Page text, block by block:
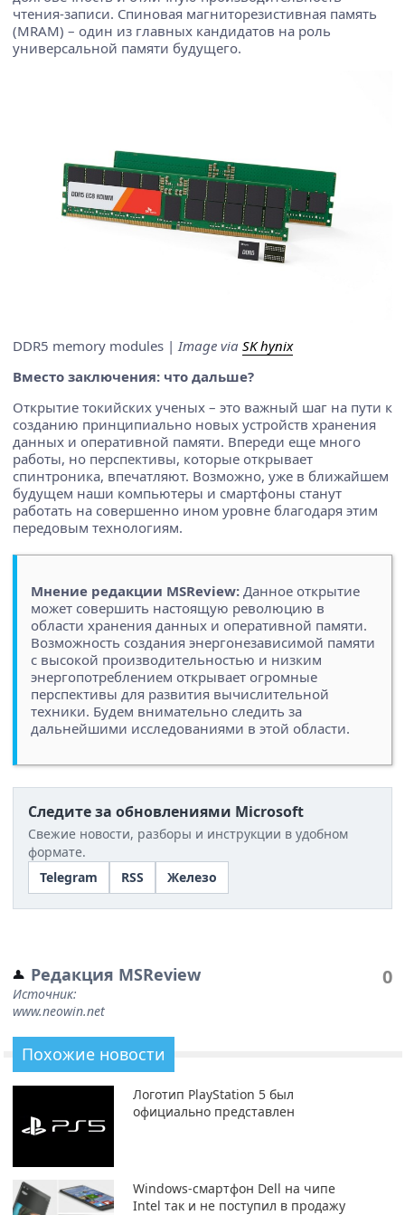
чтения-записи. Спиновая магниторезистивная память
(MRAM) – один из главных кандидатов на роль
универсальной памяти будущего.
DDR5 memory modules | Image via SK hynix
Вместо заключения: что дальше?
Открытие токийских ученых – это важный шаг на пути к
созданию принципиально новых устройств хранения
данных и оперативной памяти. Впереди еще много
работы, но перспективы, которые открывает
спинтроника, впечатляют. Возможно, уже в ближайшем
будущем наши компьютеры и смартфоны станут
работать на совершенно ином уровне благодаря этим
передовым технологиям.
Мнение редакции MSReview: Данное открытие
может совершить настоящую революцию в
области хранения данных и оперативной памяти.
Возможность создания энергонезависимой памяти
с высокой производительностью и низким
энергопотреблением открывает огромные
перспективы для развития вычислительной
техники. Будем внимательно следить за
дальнейшими исследованиями в этой области.
Следите за обновлениями Microsoft
Свежие новости, разборы и инструкции в удобном
формате.
Telegram
RSS Железо
Редакция MSReview
Источник:
www.neowin.net
0
Похожие новости
Логотип PlayStation 5 был
официально представлен
Windows-смартфон Dell на чипе
Intel так и не поступил в продажу